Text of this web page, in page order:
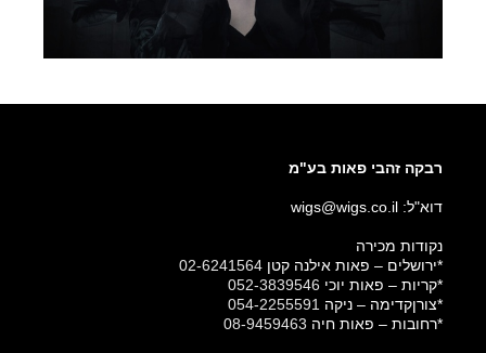
רבקה זהבי פאות בע"מ
דוא"ל: wigs@wigs.co.il
נקודות מכירה
*ירושלים – פאות אילנה קטן 02-6241564
*קריות – פאות יוכי 052-3839546
*צורןקדימה – ניקה 054-2255591
*רחובות – פאות חיה 08-9459463